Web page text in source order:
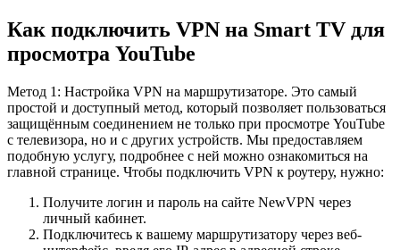
Как подключить VPN на Smart TV для
просмотра YouTube
Метод 1: Настройка VPN на маршрутизаторе. Это самый
простой и доступный метод, который позволяет пользоваться
защищённым соединением не только при просмотре YouTube
с телевизора, но и с других устройств. Мы предоставляем
подобную услугу, подробнее с ней можно ознакомиться на
главной странице. Чтобы подключить VPN к роутеру, нужно:
Получите логин и пароль на сайте NewVPN через
личный кабинет.
Подключитесь к вашему маршрутизатору через веб-